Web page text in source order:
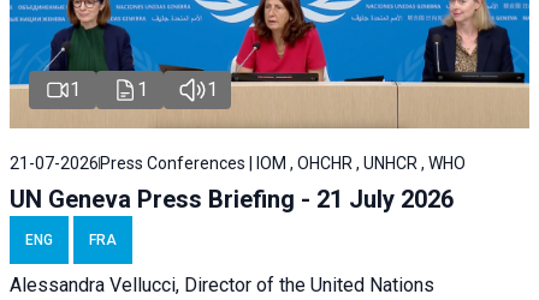
1 1 1
21-07-2026 Press Conferences | IOM , OHCHR , UNHCR , WHO
UN Geneva Press Briefing - 21 July 2026
ENG FRA
Alessandra Vellucci, Director of the United Nations